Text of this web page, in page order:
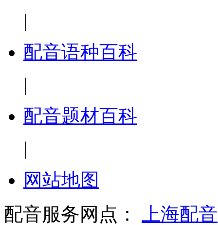
|
配音语种百科
|
配音题材百科
|
网站地图
配音服务网点：
上海配音